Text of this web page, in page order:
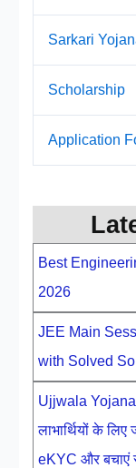
Sarkari
Scholarship
Application
Best
2026
JEE Main
with Solved
Ujjwala
लाभार्थियों के
eKYC और बचाएं